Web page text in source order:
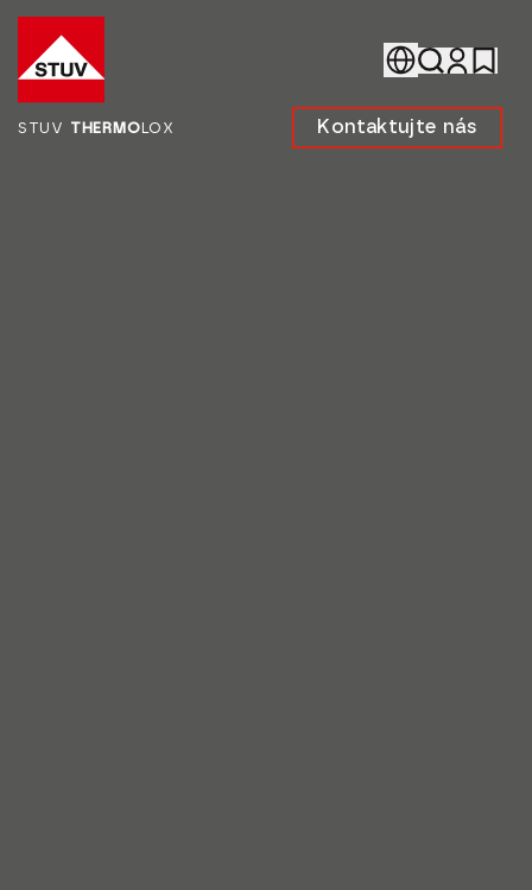
Go To the Homepage
STUV THERMOLOX Kontaktujte nás